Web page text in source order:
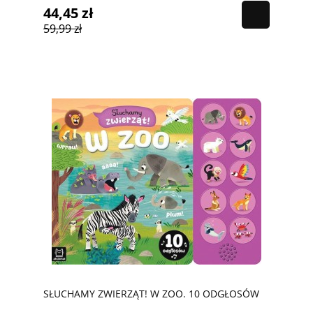
44,45 zł
59,99 zł
SŁUCHAMY ZWIERZĄT! W ZOO. 10 ODGŁOSÓW